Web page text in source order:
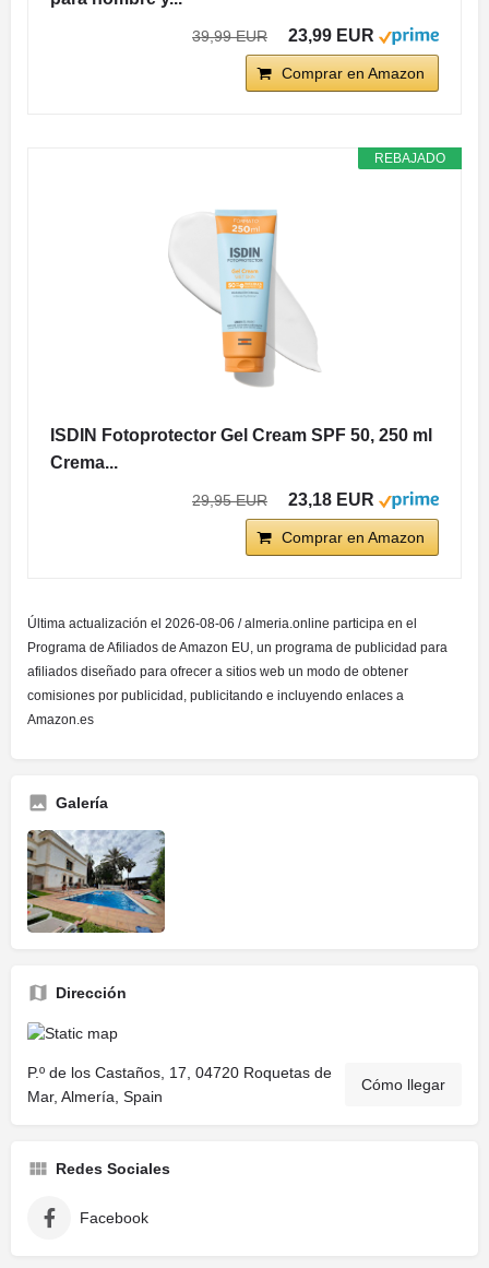
39,99 EUR 23,99 EUR
Comprar en Amazon
REBAJADO
ISDIN Fotoprotector Gel Cream SPF 50, 250 ml
Crema...
29,95 EUR 23,18 EUR
Comprar en Amazon
Última actualización el 2026-08-06 / almeria.online participa en el
Programa de Afiliados de Amazon EU, un programa de publicidad para
afiliados diseñado para ofrecer a sitios web un modo de obtener
comisiones por publicidad, publicitando e incluyendo enlaces a
Amazon.es
Galería
Dirección
P.º de los Castaños, 17, 04720 Roquetas de
Mar, Almería, Spain
Cómo llegar
Redes Sociales
Facebook